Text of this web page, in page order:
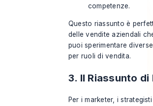
competenze.
Questo riassunto è
delle vendite aziendali
puoi sperimentare
per ruoli di vendita.
3. Il Riassunto
Per i marketer, i